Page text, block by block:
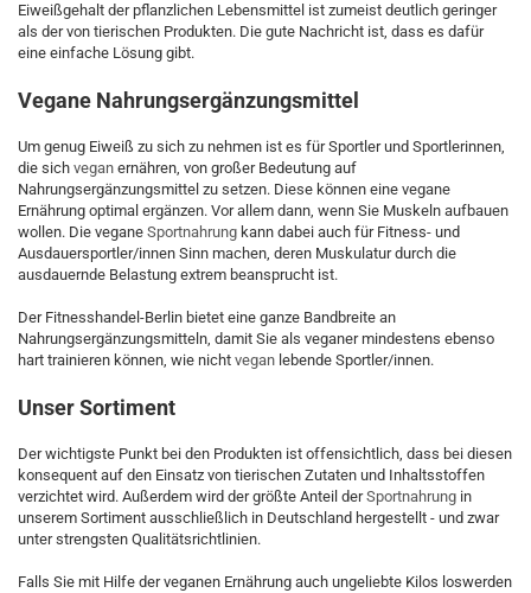
Eiweißgehalt der pflanzlichen Lebensmittel ist zumeist deutlich geringer
als der von tierischen Produkten. Die gute Nachricht ist, dass es dafür
eine einfache Lösung gibt.
Vegane Nahrungsergänzungsmittel
Um genug Eiweiß zu sich zu nehmen ist es für Sportler und Sportlerinnen,
die sich vegan ernähren, von großer Bedeutung auf
Nahrungsergänzungsmittel zu setzen. Diese können eine vegane
Ernährung optimal ergänzen. Vor allem dann, wenn Sie Muskeln aufbauen
wollen. Die vegane Sportnahrung kann dabei auch für Fitness- und
Ausdauersportler/innen Sinn machen, deren Muskulatur durch die
ausdauernde Belastung extrem beansprucht ist.
Der Fitnesshandel-Berlin bietet eine ganze Bandbreite an
Nahrungsergänzungsmitteln, damit Sie als veganer mindestens ebenso
hart trainieren können, wie nicht vegan lebende Sportler/innen.
Unser Sortiment
Der wichtigste Punkt bei den Produkten ist offensichtlich, dass bei diesen
konsequent auf den Einsatz von tierischen Zutaten und Inhaltsstoffen
verzichtet wird. Außerdem wird der größte Anteil derSportnahrung in
unserem Sortiment ausschließlich in Deutschland hergestellt - und zwar
unter strengsten Qualitätsrichtlinien.
Falls Sie mit Hilfe der veganen Ernährung auch ungeliebte Kilos loswerden